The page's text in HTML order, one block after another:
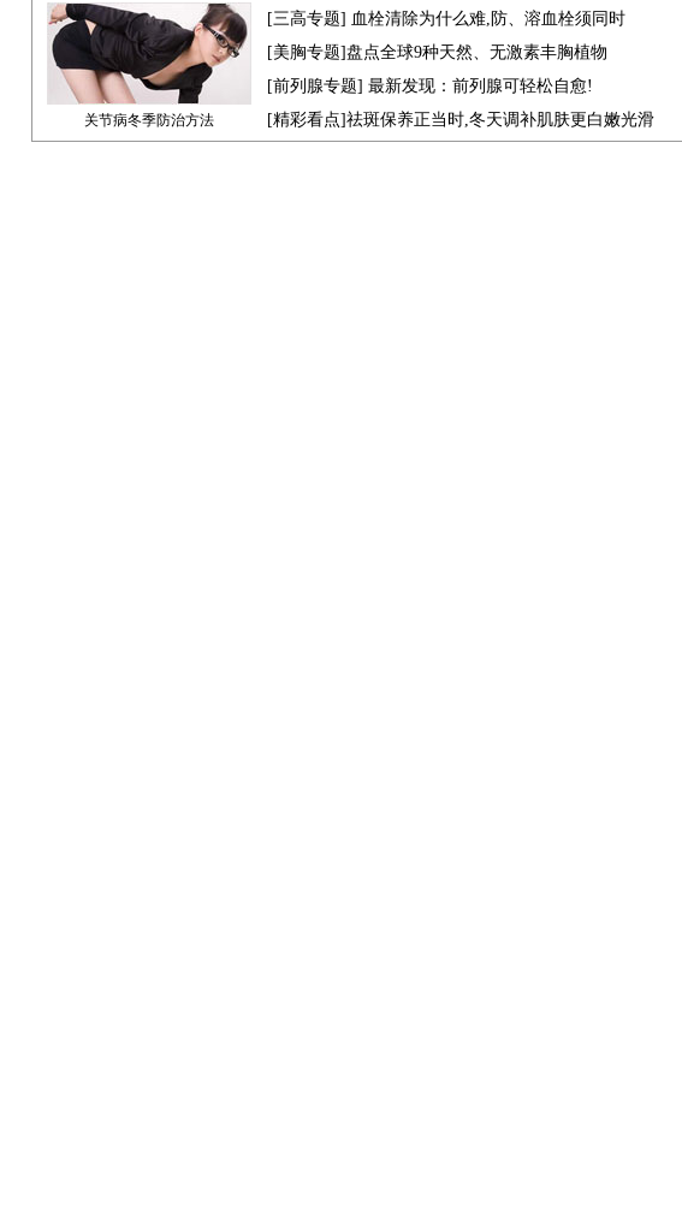
关节病冬季防治方法
[三高专题] 血栓清除为什么难,防、溶血栓须同时
[美胸专题]盘点全球9种天然、无激素丰胸植物
[前列腺专题] 最新发现：前列腺可轻松自愈!
[精彩看点]祛斑保养正当时,冬天调补肌肤更白嫩光滑